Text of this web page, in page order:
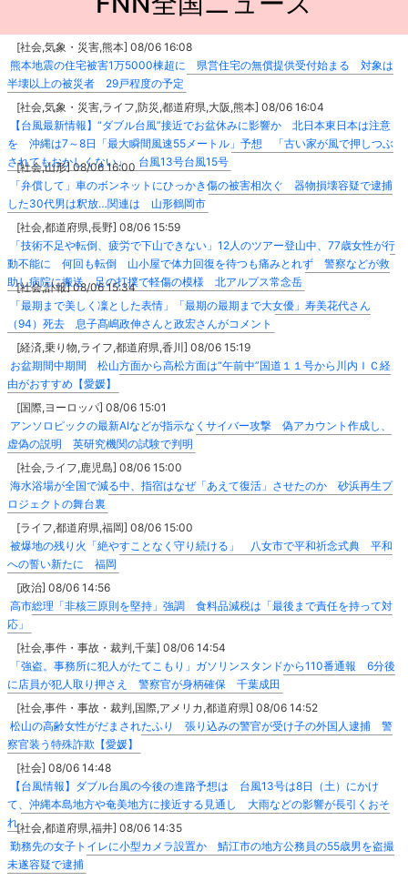
[社会,気象・災害,熊本] 08/06 16:08
熊本地震の住宅被害1万5000棟超に 県営住宅の無償提供受付始まる 対象は
半壊以上の被災者 29戸程度の予定
[社会,気象・災害,ライフ,防災,都道府県,大阪,熊本] 08/06 16:04
【台風最新情報】“ダブル台風”接近でお盆休みに影響か 北日本東日本は注意
を 沖縄は7～8日「最大瞬間風速55メートル」予想 「古い家が風で押しつぶ
されてもおかしくない」 台風13号台風15号
[社会,山形] 08/06 16:00
「弁償して」車のボンネットにひっかき傷の被害相次ぐ 器物損壊容疑で逮捕
した30代男は釈放…関連は 山形鶴岡市
[社会,都道府県,長野] 08/06 15:59
「技術不足や転倒、疲労で下山できない」12人のツアー登山中、77歳女性が行
動不能に 何回も転倒 山小屋で体力回復を待つも痛みとれず 警察などが救
助し病院に搬送 足の打撲で軽傷の模様 北アルプス常念岳
[社会,訃報] 08/06 15:34
「最期まで美しく凜とした表情」「最期の最期まで大女優」寿美花代さん
（94）死去 息子髙嶋政伸さんと政宏さんがコメント
[経済,乗り物,ライフ,都道府県,香川] 08/06 15:19
お盆期間中期間 松山方面から高松方面は“午前中”国道１１号から川内ＩＣ経
由がおすすめ【愛媛】
[国際,ヨーロッパ] 08/06 15:01
アンソロピックの最新AIなどが指示なくサイバー攻撃 偽アカウント作成し、
虚偽の説明 英研究機関の試験で判明
[社会,ライフ,鹿児島] 08/06 15:00
海水浴場が全国で減る中、指宿はなぜ「あえて復活」させたのか 砂浜再生プ
ロジェクトの舞台裏
[ライフ,都道府県,福岡] 08/06 15:00
被爆地の残り火「絶やすことなく守り続ける」 八女市で平和祈念式典 平和
への誓い新たに 福岡
[政治] 08/06 14:56
高市総理「非核三原則を堅持」強調 食料品減税は「最後まで責任を持って対
応」
[社会,事件・事故・裁判,千葉] 08/06 14:54
「強盗。事務所に犯人がたてこもり」ガソリンスタンドから110番通報 6分後
に店員が犯人取り押さえ 警察官が身柄確保 千葉成田
[社会,事件・事故・裁判,国際,アメリカ,都道府県] 08/06 14:52
松山の高齢女性がだまされたふり 張り込みの警官が受け子の外国人逮捕 警
察官装う特殊詐欺【愛媛】
[社会] 08/06 14:48
【台風情報】ダブル台風の今後の進路予想は 台風13号は8日（土）にかけ
て、沖縄本島地方や奄美地方に接近する見通し 大雨などの影響が長引くおそ
れ[社会,都道府県,福井] 08/06 14:35
勤務先の女子トイレに小型カメラ設置か 鯖江市の地方公務員の55歳男を盗撮
未遂容疑で逮捕